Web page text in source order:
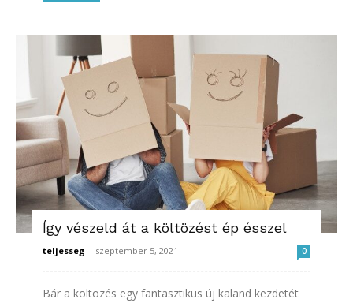
Így vészeld át a költözést ép ésszel
teljesseg - szeptember 5, 2021 0
Bár a költözés egy fantasztikus új kaland kezdetét